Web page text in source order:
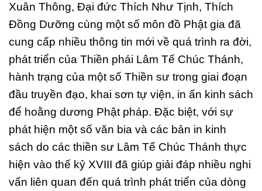
Xuân Thông, Đại đức Thích Như Tịnh, Thích
Đồng Dưỡng cùng một số môn đồ Phật gia đã
cung cấp nhiều thông tin mới về quá trình ra đời,
phát triển của Thiền phái Lâm Tế Chúc Thánh,
hành trạng của một số Thiền sư trong giai đoạn
đầu truyền đạo, khai sơn tự viện, in ấn kinh sách
để hoằng dương Phật pháp. Đặc biệt, với sự
phát hiện một số văn bia và các bản in kinh
sách do các thiền sư Lâm Tế Chúc Thánh thực
hiện vào thế kỷ XVIII đã giúp giải đáp nhiều nghi
vấn liên quan đến quá trình phát triển của dòng